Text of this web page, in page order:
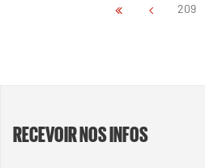
209
RECEVOIR NOS INFOS